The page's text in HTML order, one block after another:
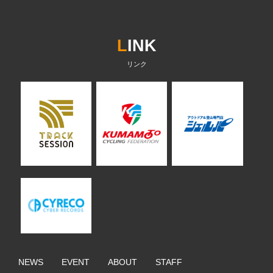
LINK
NEWS EVENT ABOUT STAFF